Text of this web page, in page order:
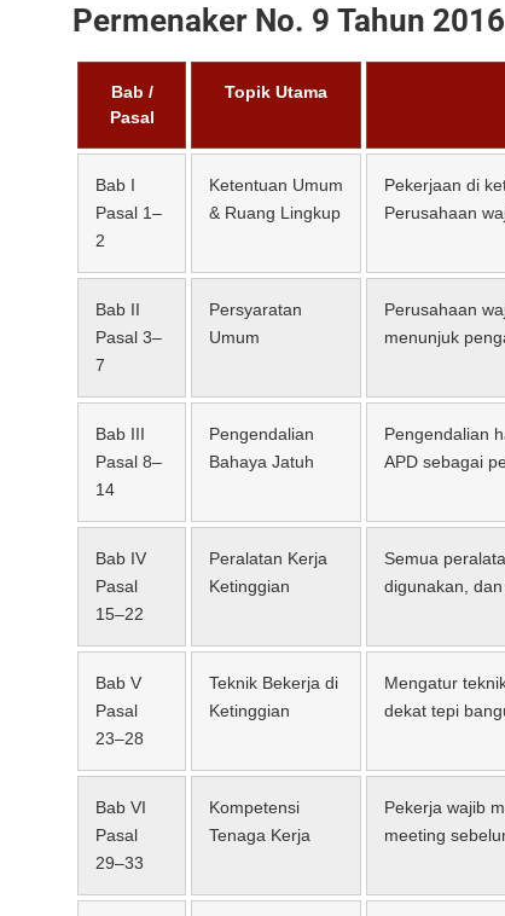
Permenaker No. 9 Tahun 2016
Bab /
Pasal
Topik Utama
Bab I
Pasal 1–
2
Ketentuan Umum
& Ruang Lingkup
Pekerjaan di
Perusahaan
Bab II
Pasal 3–
7
Persyaratan
Umum
Perusahaan
menunjuk
Bab III
Pasal 8–
14
Pengendalian
Bahaya Jatuh
Pengendalian
APD sebagai
Bab IV
Pasal
15–22
Peralatan Kerja
Ketinggian
Semua
digunakan, dan
Bab V
Pasal
23–28
Teknik Bekerja di
Ketinggian
Mengatur
dekat tepi
Bab VI
Pasal
29–33
Kompetensi
Tenaga Kerja
Pekerja wajib
meeting